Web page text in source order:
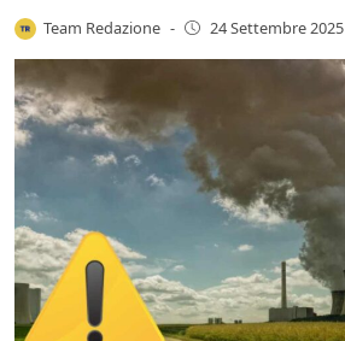
Team Redazione - 24 Settembre 2025